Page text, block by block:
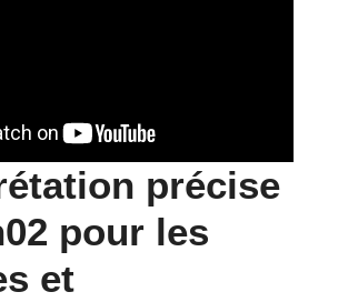
précise
pour les
et